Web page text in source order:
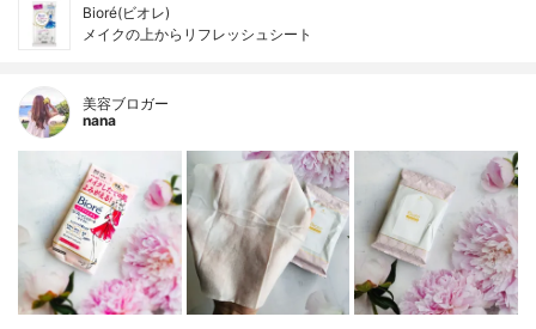
Bioré(ビオレ)
メイクの上からリフレッシュシート
美容ブロガー
nana